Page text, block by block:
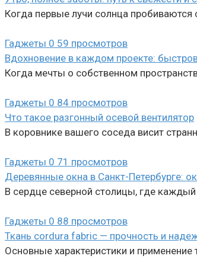
Когда первые лучи солнца пробиваются
Гаджеты 0 59 просмотров
Вдохновение в каждом проекте:
Когда мечты о собственном
Гаджеты 0 84 просмотров
Что такое разгонный осевой вентилятор
В коровнике вашего соседа висит
Гаджеты 0 71 просмотров
Деревянные окна в Санкт-Петербурге:
В сердце северной столицы, где
Гаджеты 0 88 просмотров
Ткань cordura fabric — прочность и
Основные характеристики и применение